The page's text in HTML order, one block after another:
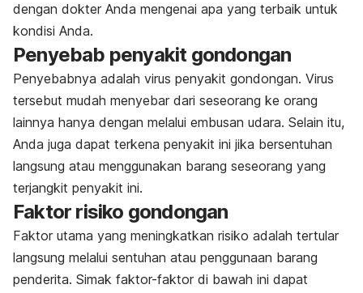
dengan dokter Anda mengenai apa yang terbaik untuk
kondisi Anda.
Penyebab penyakit gondongan
Penyebabnya adalah virus penyakit gondongan. Virus
tersebut mudah menyebar dari seseorang ke orang
lainnya hanya dengan melalui embusan udara. Selain itu,
Anda juga dapat terkena penyakit ini jika bersentuhan
langsung atau menggunakan barang seseorang yang
terjangkit penyakit ini.
Faktor risiko gondongan
Faktor utama yang meningkatkan risiko adalah tertular
langsung melalui sentuhan atau penggunaan barang
penderita. Simak faktor-faktor di bawah ini dapat